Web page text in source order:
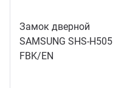
Замок дверной
SAMSUNG SHS-H505
FBK/EN